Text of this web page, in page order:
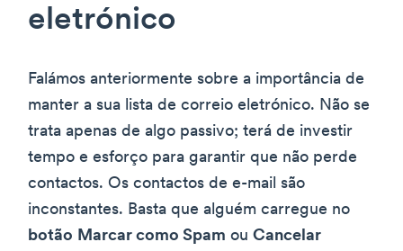
eletrónico
Falámos anteriormente sobre a importância de
manter a sua lista de correio eletrónico. Não se
trata apenas de algo passivo; terá de investir
tempo e esforço para garantir que não perde
contactos. Os contactos de e-mail são
inconstantes. Basta que alguém carregue no
botão Marcar como Spam ou Cancelar